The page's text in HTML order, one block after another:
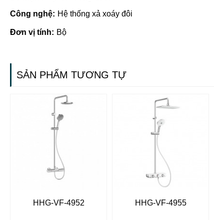
Công nghệ: Hệ thống xả xoáy đôi
Đơn vị tính: Bộ
SẢN PHẨM TƯƠNG TỰ
HHG-VF-4952 HHG-VF-4955